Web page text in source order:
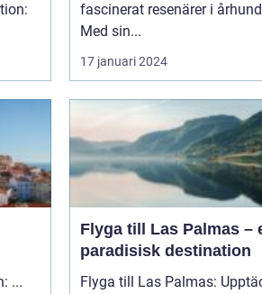
fascinerat resenärer i
Med sin...
17 januari 2024
Åka till Frankrike Introduktion: ...
Flyga till Las Palmas –
paradisisk destination
Flyga till Las Palmas: